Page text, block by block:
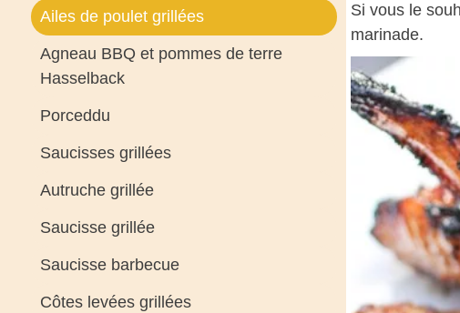
Ailes de poulet grillées
Agneau BBQ et pommes de terre
Hasselback
Porceddu
Saucisses grillées
Autruche grillée
Saucisse grillée
Saucisse barbecue
Côtes levées grillées
Si vous le
marinade.